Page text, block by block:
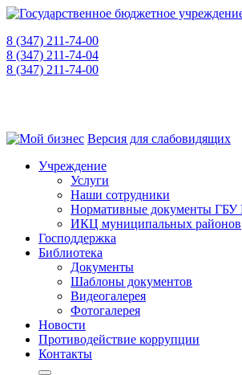
8 (347) 211-74-00
8 (347) 211-74-04
8 (347) 211-74-00
Версия для слабовидящих
Учреждение
Услуги
Наши сотрудники
Нормативные документы
ИКЦ муниципальных районов
Господдержка
Библиотека
Документы
Шаблоны документов
Видеогалерея
Фотогалерея
Новости
Противодействие коррупции
Контакты